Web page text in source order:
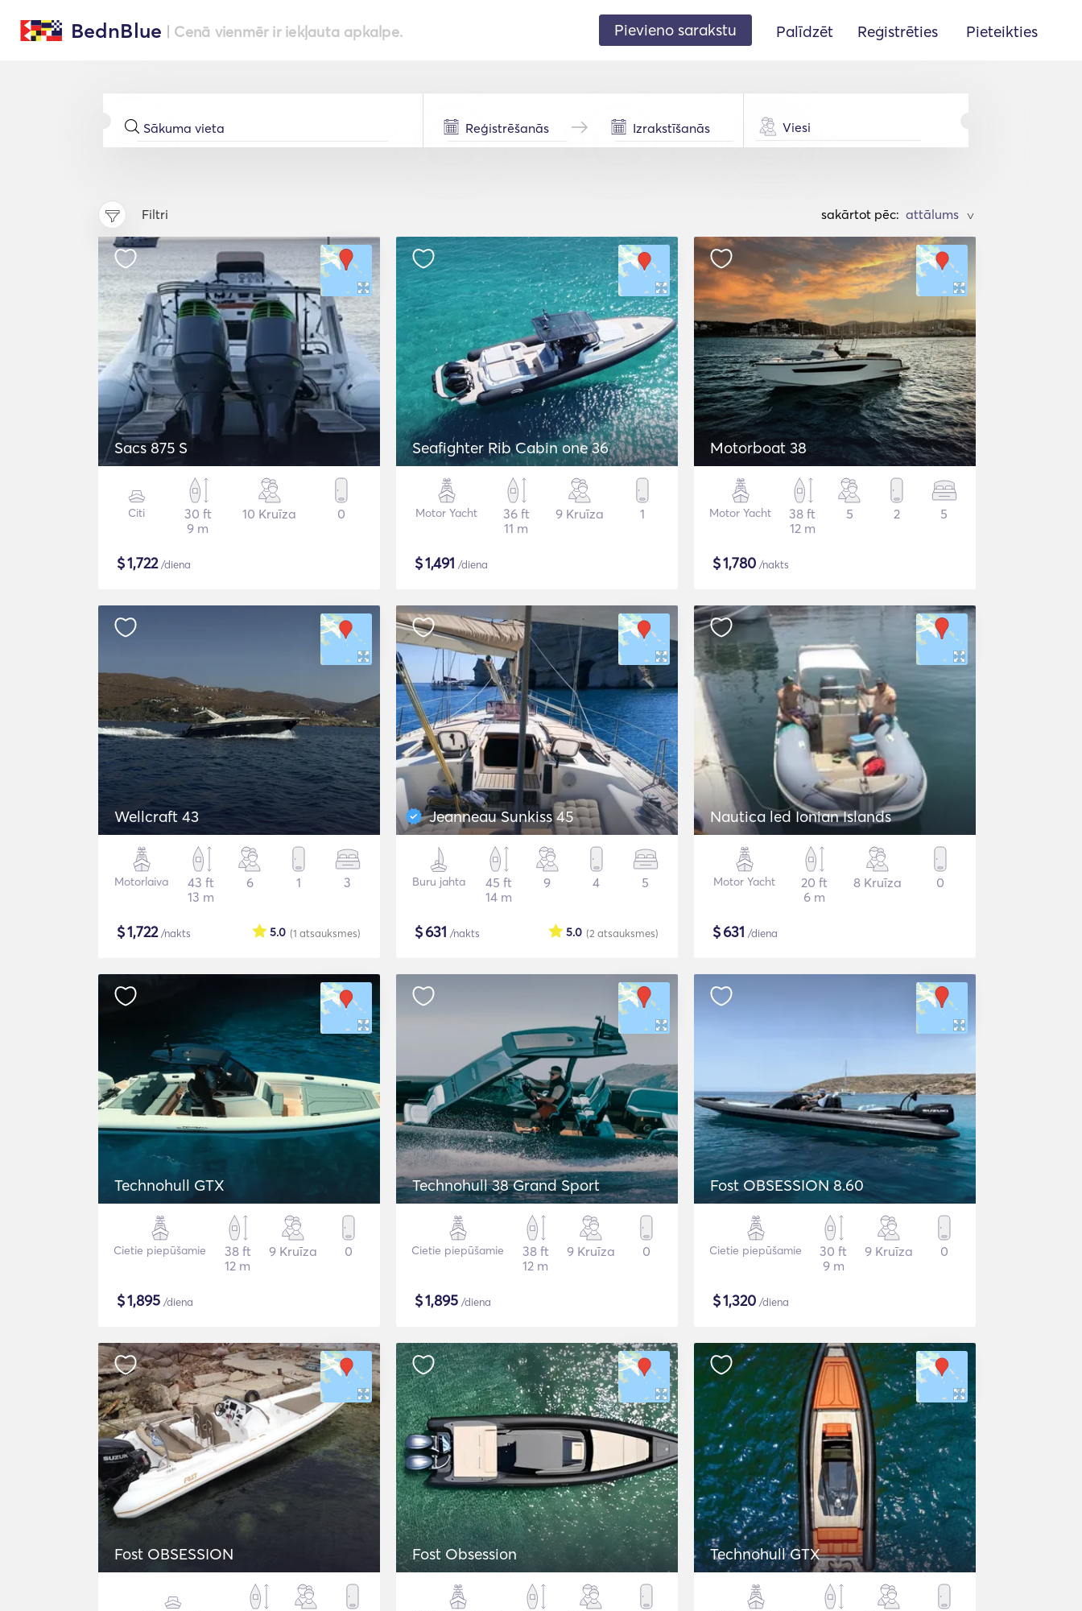
BednBlue | Cenā vienmēr ir iekļauta apkalpe. Pievieno sarakstu Palīdzēt Reģistrēties Pieteikties
Viesi
Filtri sakārtot pēc: >
Sacs 875 S
Citi
30 ft
9 m
10 Kruīza 0
$1,722/diena
Seafighter Rib Cabin one 36
Motor Yacht
36 ft
11 m
9 Kruīza 1
$1,491 /diena
Motorboat 38
Motor Yacht
38 ft
12 m
5 2 5
$1,780 /nakts
Wellcraft 43
Motorlaiva
43 ft
13 m
6 1 3
$1,722/nakts (1 atsauksmes)
5.0
Jeanneau Sunkiss 45
Buru jahta
45 ft
14 m
9 4 5
$631 /nakts (2 atsauksmes)
5.0
Nautica led Ionian Islands
Motor Yacht
20 ft
6 m
8 Kruīza 0
$631 /diena
Technohull GTX
Cietie piepūšamie
38 ft
12 m
9 Kruīza 0
$1,895 /diena
Technohull 38 Grand Sport
Cietie piepūšamie
38 ft
12 m
9 Kruīza 0
$1,895 /diena
Fost OBSESSION 8.60
Cietie piepūšamie
30 ft
9 m
9 Kruīza 0
$1,320 /diena
Fost OBSESSION Fost Obsession Technohull GTX